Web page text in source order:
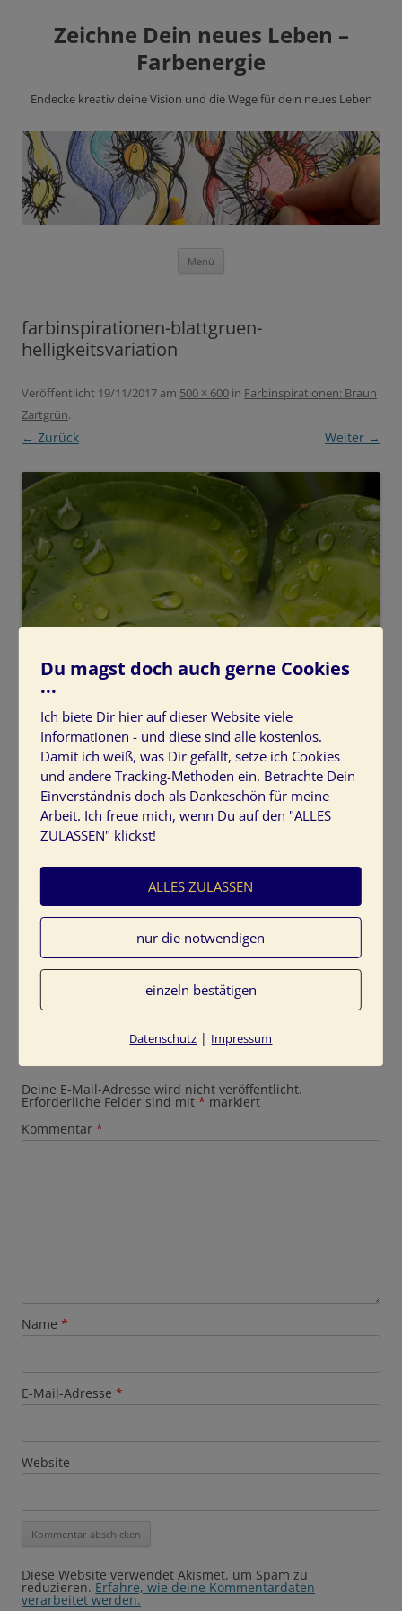
Zeichne Dein neues Leben –
Farbenergie
Endecke kreativ deine Vision und die Wege für dein neues Leben
Menü
farbinspirationen-blattgruen-
helligkeitsvariation
Veröffentlicht 19/11/2017am 500 × 600 in Farbinspirationen: Braun
Zartgrün.
← Zurück Weiter →
Farbinspiration: Farbverlauf Grün
Schreibe einen Kommentar
Deine E-Mail-Adresse wird nicht veröffentlicht.
Erforderliche Felder sind mit * markiert
Kommentar *
Name *
E-Mail-Adresse *
Website
Diese Website verwendet Akismet, um Spam zu
reduzieren. Erfahre, wie deine Kommentardaten
verarbeitet werden.
Du magst doch auch gerne Cookies
...
Ich biete Dir hier auf dieser Website viele
Informationen - und diese sind alle kostenlos.
Damit ich weiß, was Dir gefällt, setze ich Cookies
und andere Tracking-Methoden ein. Betrachte Dein
Einverständnis doch als Dankeschön für meine
Arbeit. Ich freue mich, wenn Du auf den "ALLES
ZULASSEN" klickst!
ALLES ZULASSEN
nur die notwendigen
einzeln bestätigen
Datenschutz | Impressum